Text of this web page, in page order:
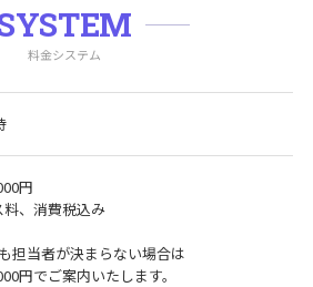
料金システム
円
、消費税込み
担当者が決まらない場合は
円でご案内いたします。